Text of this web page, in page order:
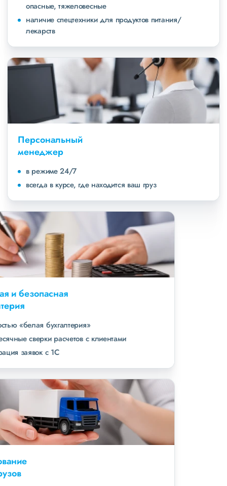
опасные, тяжеловесные
наличие спецтехники для продуктов питания/
лекарств
Персональный
менеджер
в режиме 24/7
всегда в курсе, где находится ваш груз
Удобная и безопасная
бухгалтерия
полностью «белая бухгалтерия»
ежемесячные сверки расчетов с клиентами
интеграция заявок с 1С
Страхование
всех грузов